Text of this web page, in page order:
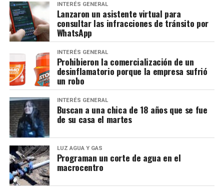
INTERÉS GENERAL
Lanzaron un asistente virtual para
consultar las infracciones de tránsito por
WhatsApp
INTERÉS GENERAL
Prohibieron la comercialización de un
desinflamatorio porque la empresa sufrió
un robo
INTERÉS GENERAL
Buscan a una chica de 18 años que se fue
de su casa el martes
LUZ AGUA Y GAS
Programan un corte de agua en el
macrocentro